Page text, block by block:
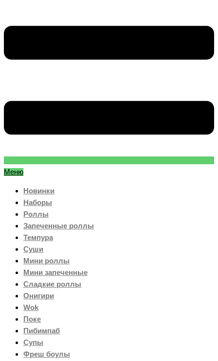
Меню
Новинки
Наборы
Роллы
Запеченные роллы
Темпура
Суши
Мини роллы
Мини запеченные
Сладкие роллы
Онигири
Wok
Поке
Пибимпаб
Супы
Фреш боулы